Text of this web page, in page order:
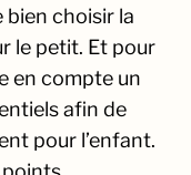
bien choisir la
le petit. Et pour
en compte un
afin de
pour l’enfant.